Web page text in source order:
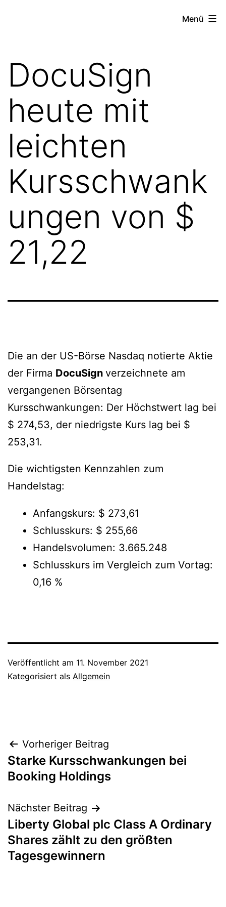
project
Menü
DocuSign
heute mit
leichten
Kursschwank
ungen von $
21,22
Die an der US-Börse Nasdaq notierte Aktie
der Firma DocuSign verzeichnete am
vergangenen Börsentag
Kursschwankungen: Der Höchstwert lag bei
$ 274,53, der niedrigste Kurs lag bei $
253,31.
Die wichtigsten Kennzahlen zum
Handelstag:
Anfangskurs: $ 273,61
Schlusskurs: $ 255,66
Handelsvolumen: 3.665.248
Schlusskurs im Vergleich zum Vortag:
0,16 %
Veröffentlicht am 11. November 2021
Kategorisiert als Allgemein
Beitragsnavigation
Vorheriger Beitrag
Starke Kursschwankungen bei
Booking Holdings
Nächster Beitrag
Liberty Global plc Class A Ordinary
Shares zählt zu den größten
Tagesgewinnern